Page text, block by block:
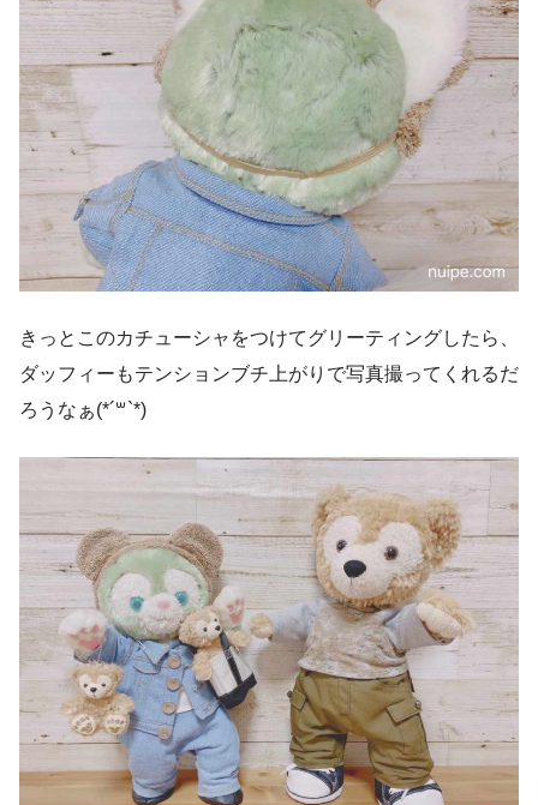
きっとこのカチューシャをつけてグリーティングしたら、
ダッフィーもテンションブチ上がりで写真撮ってくれるだ
ろうなぁ(*´꒳`*)